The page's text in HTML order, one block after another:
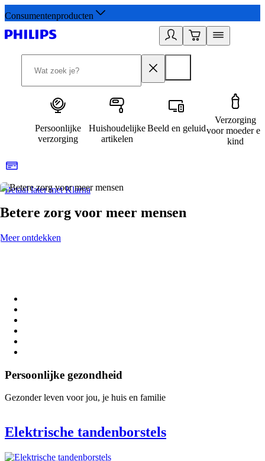
Consumentenproducten
Persoonlijke
verzorging
Huishoudelijke
artikelen
Beeld en geluid
Verzorging
voor moeder en
kind
Betaal later met Klarna
Betere zorg voor meer mensen
Meer ontdekken
Persoonlijke gezondheid
Gezonder leven voor jou, je huis en familie
Elektrische tandenborstels